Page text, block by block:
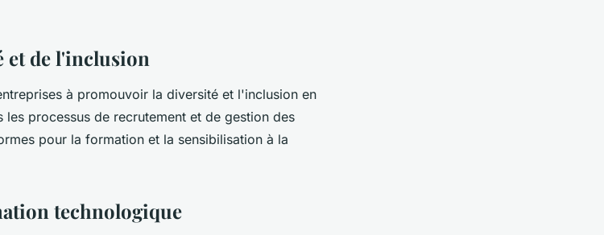
et de l'inclusion
à promouvoir la diversité et l'inclusion en
processus de recrutement et de gestion des
pour la formation et la sensibilisation à la
technologique